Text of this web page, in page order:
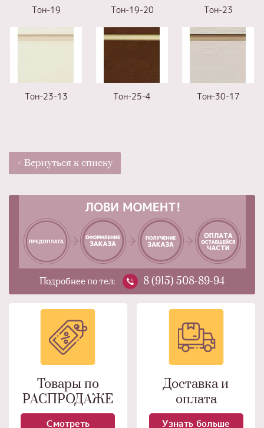
Тон-19 Тон-19-20 Тон-23
Тон-23-13 Тон-25-4 Тон-30-17
< Вернуться к списку
Подробнее по тел: 8 (915) 508-89-94
Товары по
РАСПРОДАЖЕ
Смотреть
Доставка и
оплата
Узнать больше